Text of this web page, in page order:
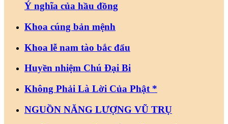
Ý nghĩa của hầu đồng
Khoa cúng bản mệnh
Khoa lễ nam tào bắc đẩu
Huyền nhiệm Chú Đại Bi
Không Phải Là Lời Của Phật *
NGUỒN NĂNG LƯỢNG VŨ TRỤ